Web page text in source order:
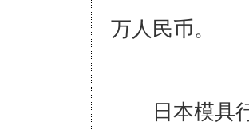
万人民币
日本模